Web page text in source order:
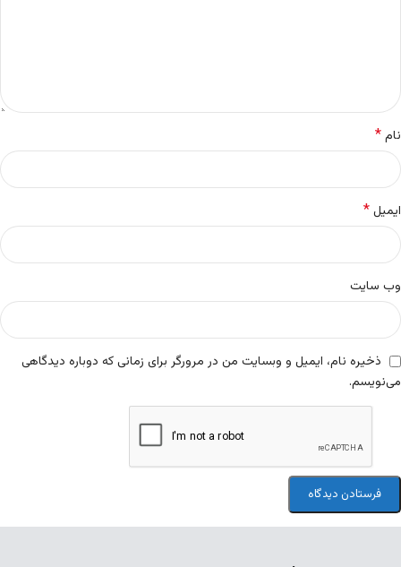
نام*
ایمیل*
وب‌ سایت
ذخیره نام، ایمیل و وبسایت من در مرورگر برای زمانی که دوباره دیدگاهی
می‌نویسم.